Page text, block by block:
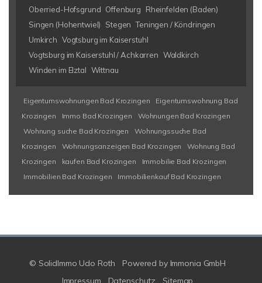
Oberried-Hofsgrund Offenburg
Rheinfelden (Baden)
Singen (Hohentwiel)
Stegen Teningen / Köndringen
Umkirch Vogtsburg im Kaiserstuhl
Vogtsburg im Kaiserstuhl / Achkarren Waldkirch
Winden im Elztal Wittnau
Eigentumswohnungen Bad Krozingen
Eigentumswohnung Bad
Krozingen
Immo Bad Krozingen
Wohnungen Bad Krozingen
Wohnung suche Bad Krozingen
Wohnungssuche Bad
Krozingen
Wohnungsanzeigen Bad Krozingen
Wohnung Bad
Krozingen
kaufen Bad Krozingen
Immobilie Bad Krozingen
Immobilien Bad Krozingen
Immobilienkauf Bad Krozingen
© SolidImmo Udo Roth Powered by Immonia GmbH
Impressum
Datenschutz Sitemap